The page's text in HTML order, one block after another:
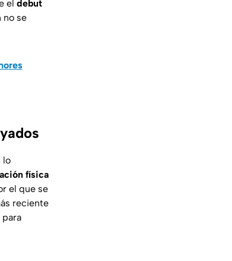
el debut
no se
lo
física
el que se
reciente